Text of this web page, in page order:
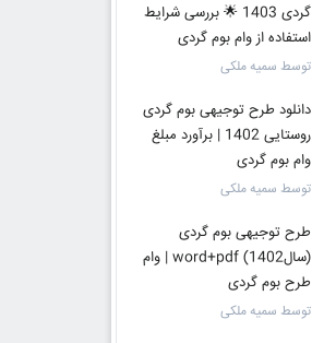
گردی 1403 🌟 بررسی شرایط
استفاده از وام بوم گردی
توسط سمیه ملکی
دانلود طرح توجیهی بوم گردی
روستایی 1402 | برآورد مبلغ
وام بوم گردی
توسط سمیه ملکی
طرح توجیهی بوم گردی
(سال1402) word+pdf | وام
طرح بوم گردی
توسط سمیه ملکی